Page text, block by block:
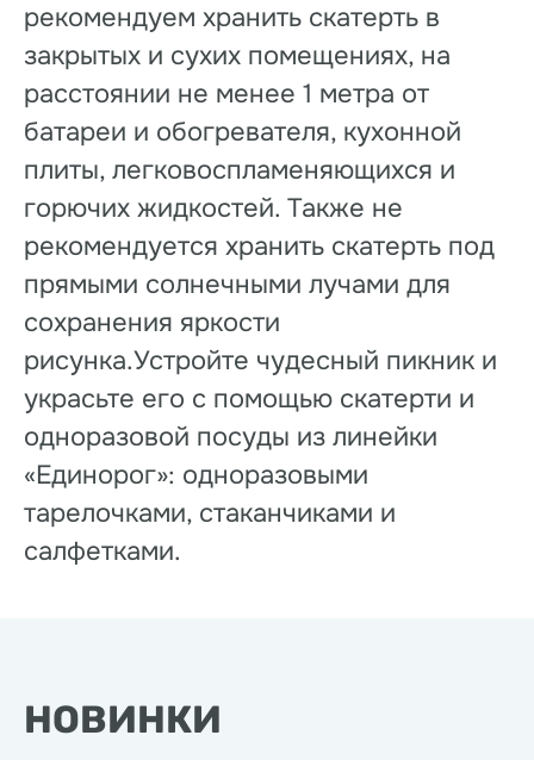
рекомендуем хранить скатерть в
закрытых и сухих помещениях, на
расстоянии не менее 1 метра от
батареи и обогревателя, кухонной
плиты, легковоспламеняющихся и
горючих жидкостей. Также не
рекомендуется хранить скатерть под
прямыми солнечными лучами для
сохранения яркости
рисунка.Устройте чудесный пикник и
украсьте его с помощью скатерти и
одноразовой посуды из линейки
«Единорог»: одноразовыми
тарелочками, стаканчиками и
салфетками.
НОВИНКИ